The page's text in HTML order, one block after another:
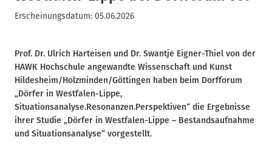
Erscheinungsdatum: 05.06.2026
Prof. Dr. Ulrich Harteisen und Dr. Swantje Eigner-Thiel von der
HAWK Hochschule angewandte Wissenschaft und Kunst
Hildesheim/Holzminden/Göttingen haben beim Dorfforum
„Dörfer in Westfalen-Lippe,
Situationsanalyse.Resonanzen.Perspektiven“ die Ergebnisse
ihrer Studie „Dörfer in Westfalen-Lippe – Bestandsaufnahme
und Situationsanalyse“ vorgestellt.